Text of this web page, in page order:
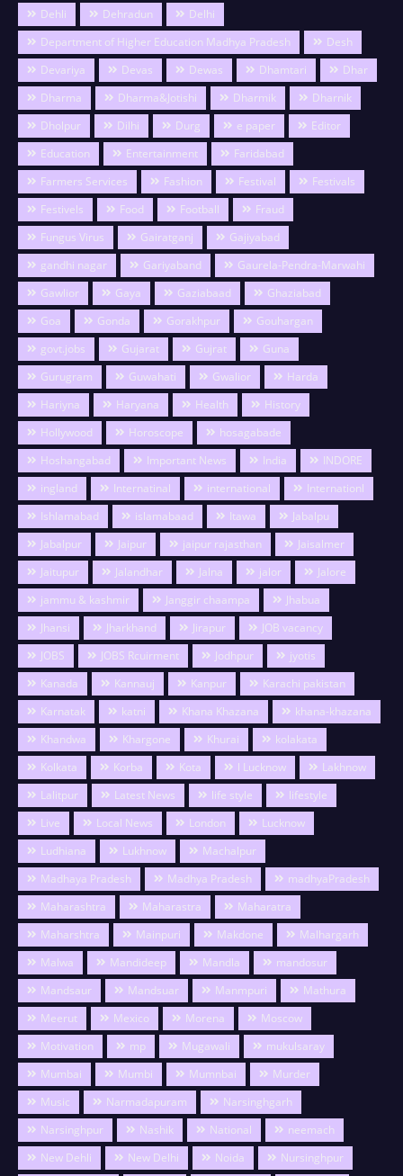
Dehli
Dehradun
Delhi
Department of Higher Education Madhya Pradesh
Desh
Devariya
Devas Dewas Dhamtari
Dhar
Dharma
Dharma&Jotishi Dharmik
Dharnik
Dholpur
Dilhi Durg e paper
Editor
Education
Entertainment
Faridabad
Farmers Services
Fashion Festival
Festivals
Festivels
Food Football
Fraud
Fungus Virus
Gairatganj
Gajiyabad
gandhi nagar
Gariyaband
Gaurela-Pendra-Marwahi
Gawlior
Gaya Gaziabaad
Ghaziabad
Goa
Gonda Gorakhpur
Gouhargan
govt.jobs
Gujarat Gujrat
Guna
Gurugram
Guwahati Gwalior
Harda
Hariyna
Haryana Health
History
Hollywood
Horoscope
hosagabade
Hoshangabad
Important News India
INDORE
ingland
Internatinal international
Internationl
Ishlamabad
islamabaad Itawa
Jabalpu
Jabalpur
Jaipur jaipur rajasthan
Jaisalmer
Jaitupur
Jalandhar Jalna jalor
Jalore
jammu & kashmir
Janggir chaampa
Jhabua
Jhansi
Jharkhand Jirapur
JOB vacancy
JOBS
JOBS Rcuirment Jodhpur
jyotis
Kanada
Kannauj Kanpur
Karachi pakistan
Karnatak
katni Khana Khazana
khana-khazana
Khandwa
Khargone Khurai
kolakata
Kolkata
Korba Kota l Lucknow
Lakhnow
Lalitpur
Latest News life style
lifestyle
Live
Local News London
Lucknow
Ludhiana
Lukhnow
Machalpur
Madhaya Pradesh
Madhya Pradesh
madhyaPradesh
Maharashtra
Maharastra
Maharatra
Maharshtra
Mainpuri Makdone
Malhargarh
Malwa
Mandideep Mandla
mandosur
Mandsaur
Mandsuar Manmpuri
Mathura
Meerut
Mexico Morena
Moscow
Motivation
mp Mugawali
mukulsaray
Mumbai
Mumbi Mumnbai
Murder
Music
Narmadapuram
Narsinghgarh
Narsinghpur
Nashik National
neemach
New Dehli
New Delhi Noida
Nursinghpur